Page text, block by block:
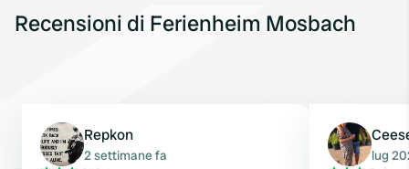
Recensioni di Ferienheim Mosbach
Repkon
2 settimane fa lug